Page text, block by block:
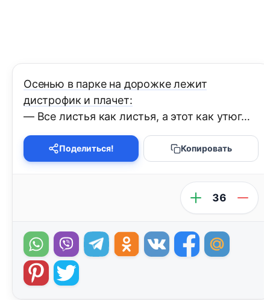
Осенью в парке на дорожке лежит
дистрофик и плачет:
— Все листья как листья, а этот как утюг…
Поделиться! Копировать
36